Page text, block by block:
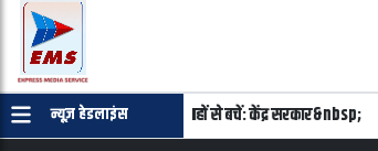
न्यूज़ हेडलाइंस
का कोई प्रस्ताव नहीं, अफवाहों से बचें: केंद्र सरकार&nbsp;